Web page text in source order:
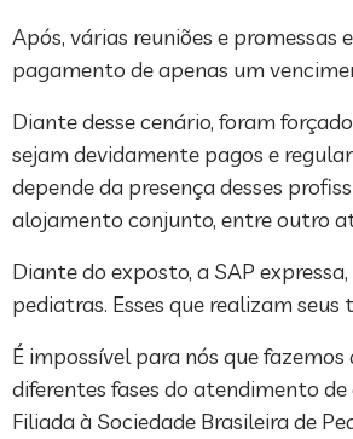
Após, várias reuniões e
pagamento de apenas um
Diante desse cenário, foram
sejam devidamente pagos e
depende da presença desses
alojamento conjunto, entre outro
Diante do exposto, a SAP
pediatras. Esses que realizam
É impossível para nós que
diferentes fases do atendimento de
Filiada à Sociedade Brasileira de